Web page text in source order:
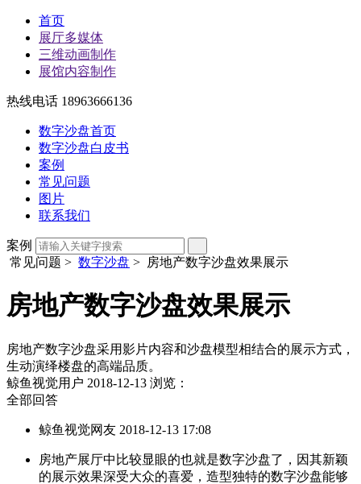
首页
展厅多媒体
三维动画制作
展馆内容制作
热线电话 18963666136
数字沙盘首页
数字沙盘白皮书
案例
常见问题
图片
联系我们
案例
常见问题 > 数字沙盘 > 房地产数字沙盘效果展示
房地产数字沙盘效果展示
房地产数字沙盘采用影片内容和沙盘模型相结合的展示方式，
生动演绎楼盘的高端品质。
鲸鱼视觉用户 2018-12-13 浏览：
全部回答
鲸鱼视觉网友 2018-12-13 17:08
房地产展厅中比较显眼的也就是数字沙盘了，因其新颖
的展示效果深受大众的喜爱，造型独特的数字沙盘能够